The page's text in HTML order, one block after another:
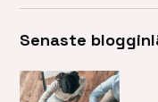
Senaste